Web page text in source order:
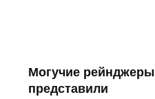
Могучие рейнджеры
представили